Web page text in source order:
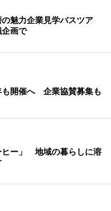
魅力企業見学バスツア
画で
も開催へ 企業協賛募集も
ヒー」 地域の暮らしに溶